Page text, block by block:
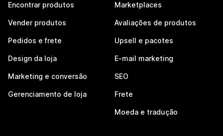
Encontrar produtos
Vender produtos
Pedidos e frete
Design da loja
Marketing e conversão
Gerenciamento de loja
Marketplaces
Avaliações de produtos
Upsell e pacotes
E-mail marketing
SEO
Frete
Moeda e tradução